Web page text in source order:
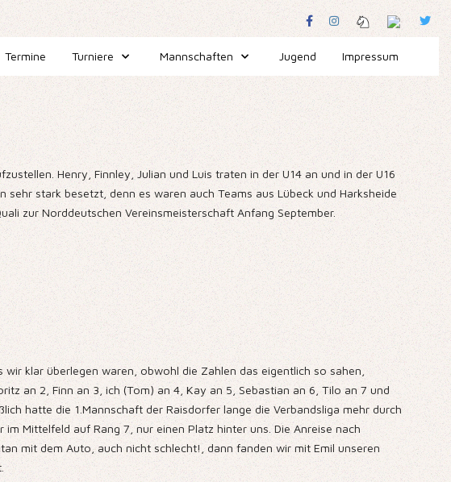
Termine Turniere Mannschaften Jugend Impressum
Henry, Finnley, Julian und Luis traten in der U14 an und in der U16
stark besetzt, denn es waren auch Teams aus Lübeck und Harksheide
zur Norddeutschen Vereinsmeisterschaft Anfang September.
klar überlegen waren, obwohl die Zahlen das eigentlich so sahen,
an 2, Finn an 3, ich (Tom) an 4, Kay an 5, Sebastian an 6, Tilo an 7 und
hatte die 1.Mannschaft der Raisdorfer lange die Verbandsliga mehr durch
Mittelfeld auf Rang 7, nur einen Platz hinter uns. Die Anreise nach
mit dem Auto, auch nicht schlecht!, dann fanden wir mit Emil unseren